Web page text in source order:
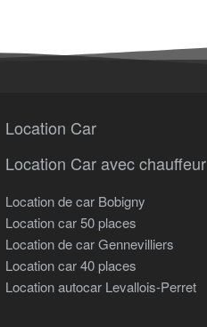
Location Car
Location Car avec chauffeur
Location de car Bobigny
Location car 50 places
Location de car Gennevilliers
Location car 40 places
Location autocar Levallois-Perret